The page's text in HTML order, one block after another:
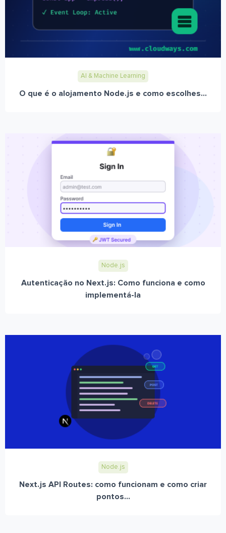
AI & Machine Learning
O que é o alojamento Node.js e como escolhes...
Node.js
Autenticação no Next.js: Como funciona e como
implementá-la
Node.js
Next.js API Routes: como funcionam e como criar
pontos...